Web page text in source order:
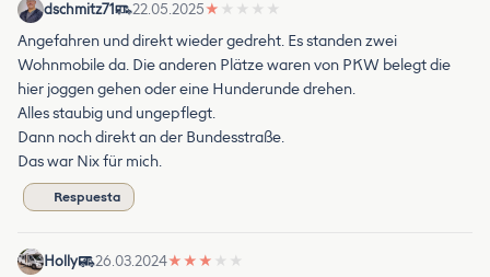
dschmitz71 22.05.2025★ ★ ★ ★ ★
Angefahren und direkt wieder gedreht. Es standen zwei
Wohnmobile da. Die anderen Plätze waren von PKW belegt die
hier joggen gehen oder eine Hunderunde drehen.
Alles staubig und ungepflegt.
Dann noch direkt an der Bundesstraße.
Das war Nix für mich.
Respuesta
Holly 26.03.2024★ ★ ★ ★ ★